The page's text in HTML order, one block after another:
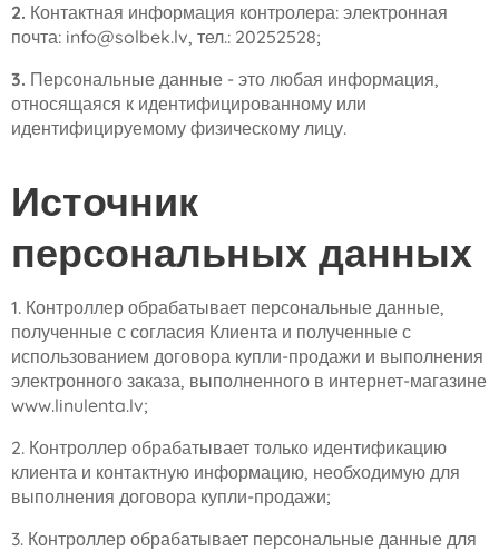
2. Контактная информация контролера: электронная
почта: info@solbek.lv, тел.: 20252528;
3. Персональные данные - это любая информация,
относящаяся к идентифицированному или
идентифицируемому физическому лицу.
Источник
персональных данных
1. Контроллер обрабатывает персональные данные,
полученные с согласия Клиента и полученные с
использованием договора купли-продажи и выполнения
электронного заказа, выполненного в интернет-магазине
www.linulenta.lv;
2. Контроллер обрабатывает только идентификацию
клиента и контактную информацию, необходимую для
выполнения договора купли-продажи;
3. Контроллер обрабатывает персональные данные для